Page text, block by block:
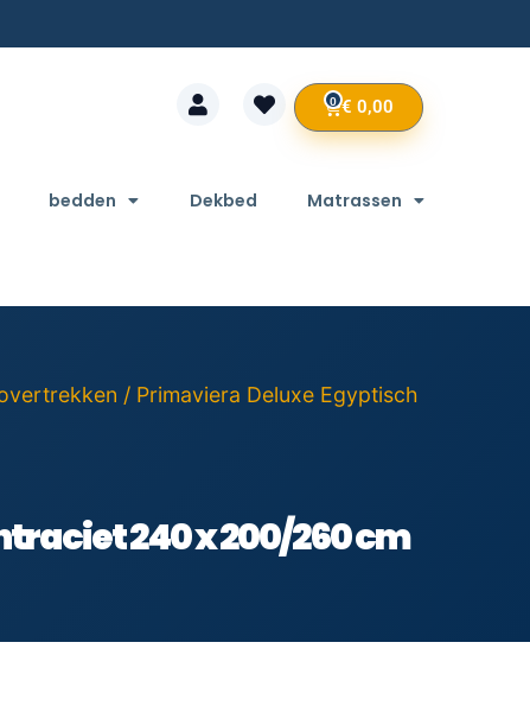
€ 0,00
0
bedden Dekbed Matrassen
/ Primaviera Deluxe Egyptisch
240 x 200/260 cm